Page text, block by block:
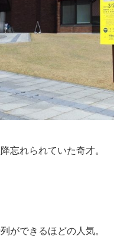
忘れられていた奇才。
ができるほどの人気。